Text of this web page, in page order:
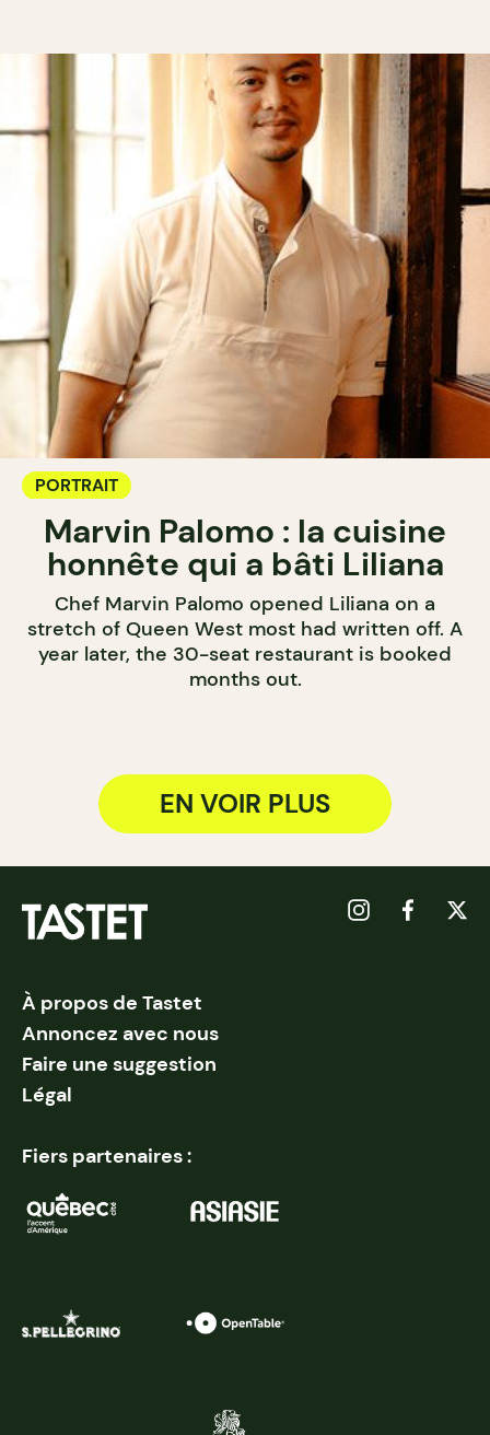
PORTRAIT
Marvin Palomo : la cuisine
honnête qui a bâti Liliana
Chef Marvin Palomo opened Liliana on a
stretch of Queen West most had written off. A
year later, the 30-seat restaurant is booked
months out.
EN VOIR PLUS
À propos de Tastet
Annoncez avec nous
Faire une suggestion
Légal
Fiers partenaires :